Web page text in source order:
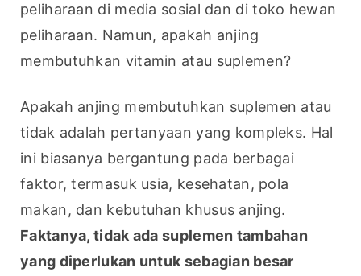
peliharaan di media sosial dan di toko hewan
peliharaan. Namun, apakah anjing
membutuhkan vitamin atau suplemen?
Apakah anjing membutuhkan suplemen atau
tidak adalah pertanyaan yang kompleks. Hal
ini biasanya bergantung pada berbagai
faktor, termasuk usia, kesehatan, pola
makan, dan kebutuhan khusus anjing.
Faktanya, tidak ada suplemen tambahan
yang diperlukan untuk sebagian besar